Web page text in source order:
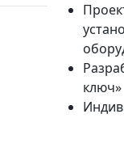
ключ»